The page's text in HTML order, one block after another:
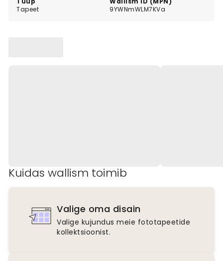
Tapeet
9YWNmWLM7KVa
Kuidas wallism toimib
Valige oma disain
Valige kujundus meie fototapeetide
kollektsioonist.